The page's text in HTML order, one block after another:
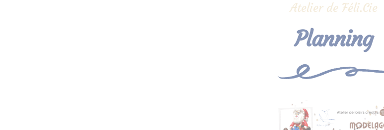
Atelier de Féli.Cie
Planning